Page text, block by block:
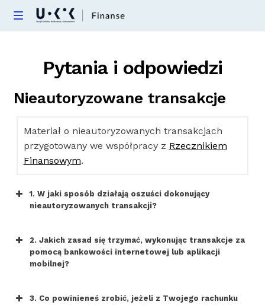
Skip
Skip
M
Kredyty hipoteczne
Kredyty konsumenckie
Obligacje
Inwestycje alternatywne
FAQ
Pytania i odpowiedzi
Nieautoryzowane transakcje
Materiał o nieautoryzowanych transakcjach
przygotowany we współpracy z Rzecznikiem
Finansowym.
1. W jaki sposób działają oszuści dokonujący
nieautoryzowanych transakcji?
2. Jakich zasad się trzymać, wykonując transakcje za
pomocą bankowości internetowej lub aplikacji
mobilnej?
LOGINU I HASŁA
3. Co powinieneś zrobić, jeżeli z Twojego rachunku